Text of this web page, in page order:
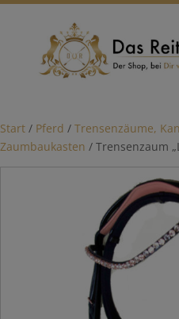
Start / Pferd / Trensenzäume,
Zaumbaukasten / Trensenzaum